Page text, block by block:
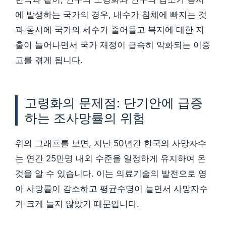
에 발생하는 국가의 경우, 내수가 침체에 빠지는 것
과 동시에 국가의 세수가 줄어들고 복지에 대한 지
출이 늘어나면서 국가 재정이 급속히 악화되는 이중
고를 겪게 됩니다.
고령화의 문제점: 단기안에 급증
하는 조사망률의 위험
위의 그래프를 보면, 지난 50년간 한국의 사망자수
는 연간 25만명 내외 수준을 일정하게 유지하여 온
것을 알 수 있습니다. 이는 의료기술의 발전으로 영
아 사망률이 감소하고 평균수명이 늘면서 사망자수
가 크게 늘지 않았기 때문입니다.